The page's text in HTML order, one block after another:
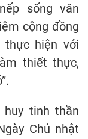
sống văn
cộng đồng
thực hiện với
thiết thực,
huy tinh thần
Chủ nhật